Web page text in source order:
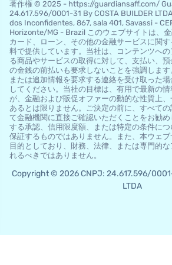
著作権 © 2025 - https://guardiansaff.com/
24.617.596/0001-31 By COSTA BUILDER
dos Inconfidentes, 867, sala 401, Savassi -
Horizo​​nte/MG - Brazil このウェブサイトは、
カード、ローン、その他の金融サービスに関
料で提供しています。当社は、コンテンツへ
る商品やサービスの取得に対して、支払い、
の金銭の前払いも要求しないことを強調しま
または追加情報を要求する連絡を受け取った
してください。当社の目標は、有用で最新の
が、金融および販促オファーの動的な性質上
あるとは限りません。ご決定の前に、すべて
て金融機関に直接ご確認いただくことをお勧
する承認、信用限度額、または特定の条件に
保証するものではありません。また、本ウェ
目的としており、財務、法律、または専門的
れるべきではありません。
Copyright © 2026 CNPJ: 24.617.596/
LTDA